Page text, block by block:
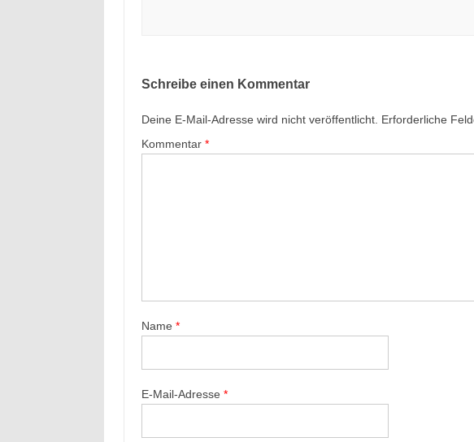
Schreibe einen Kommentar
Deine E-Mail-Adresse wird nicht veröffentlicht. Erforderliche
Kommentar *
Name *
E-Mail-Adresse *